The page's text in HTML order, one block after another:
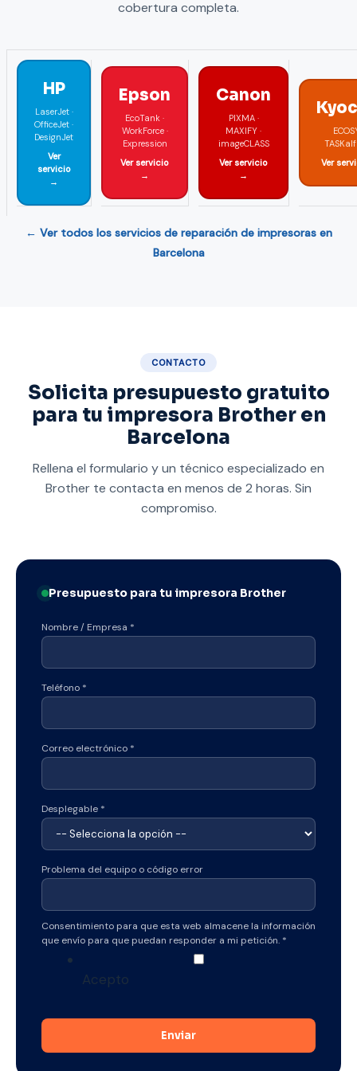
cobertura completa.
HP
LaserJet ·
OfficeJet ·
DesignJet
Ver
servicio
→
Epson
EcoTank ·
WorkForce ·
Expression
Ver servicio
→
Canon
PIXMA ·
MAXIFY ·
imageCLASS
Ver servicio
→
Ver
← Ver todos los servicios de reparación de impresoras en
Barcelona
CONTACTO
Solicita presupuesto gratuito
para tu impresora Brother en
Barcelona
Rellena el formulario y un técnico especializado en
Brother te contacta en menos de 2 horas. Sin
compromiso.
Presupuesto para tu impresora Brother
Nombre / Empresa *
Teléfono *
Correo electrónico *
Desplegable *
p
r
a
a
e
Problema del equipo o código error
Consentimiento para que esta web almacene la información
que envío para que puedan responder a mi petición. *
Acepto
Enviar